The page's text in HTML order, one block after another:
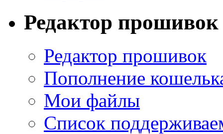
Редактор прошивок
Редактор прошивок
Пополнение
Мои файлы
Список